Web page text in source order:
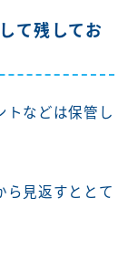
て残してお
などは保管し
見返すととて